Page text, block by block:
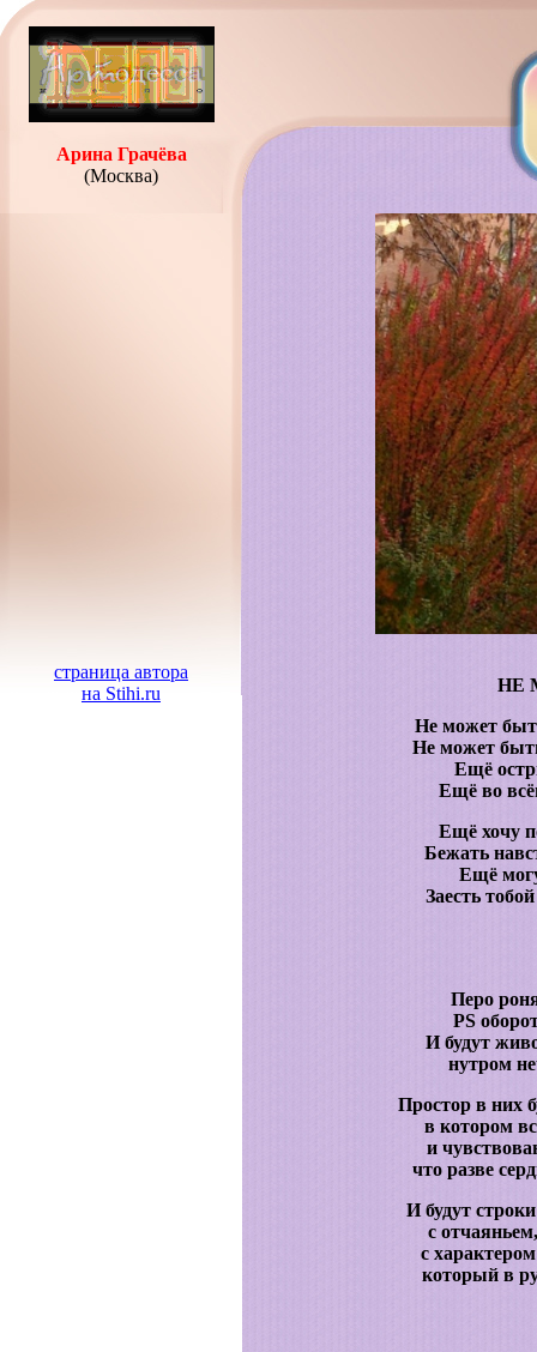
Арина Грачёва
(Москва)
страница автора
на Stihi.ru
НЕ
Не может
Не может
Ещё
Ещё во
Ещё хочу
Бежать
Ещё
Заесть
Перо
PS
И будут
нутром
Простор в них
в котором
и
что разве
И будут
с
с
который в